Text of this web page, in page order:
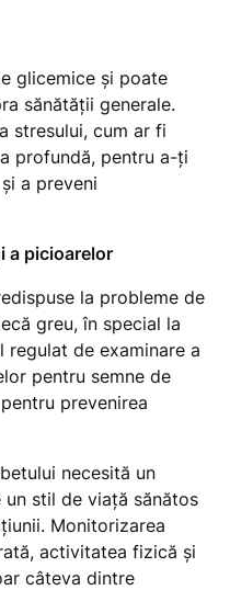
glicemice și poate
sănătății generale.
stresului, cum ar fi
profundă, pentru a-ți
a preveni
a picioarelor
la probleme de
greu, în special la
regulat de examinare a
pentru semne de
prevenirea
necesită un
stil de viață sănătos
Monitorizarea
activitatea fizică și
câteva dintre